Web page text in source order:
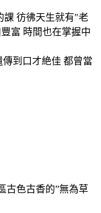
課 彷彿天生就有"老
富 時間也在掌握中
到口才絶佳 都曾當
古色古香的”無為草